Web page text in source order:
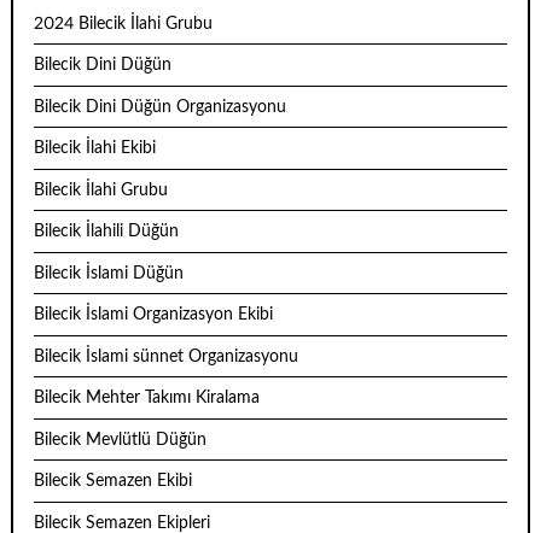
2024 Bilecik İlahi Grubu
Bilecik Dini Düğün
Bilecik Dini Düğün Organizasyonu
Bilecik İlahi Ekibi
Bilecik İlahi Grubu
Bilecik İlahili Düğün
Bilecik İslami Düğün
Bilecik İslami Organizasyon Ekibi
Bilecik İslami sünnet Organizasyonu
Bilecik Mehter Takımı Kiralama
Bilecik Mevlütlü Düğün
Bilecik Semazen Ekibi
Bilecik Semazen Ekipleri